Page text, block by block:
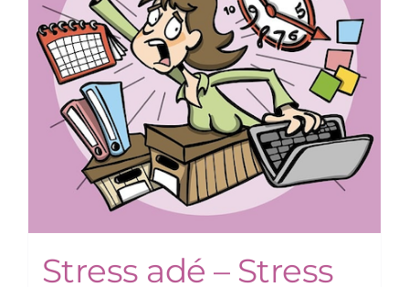
Stress adé – Stress